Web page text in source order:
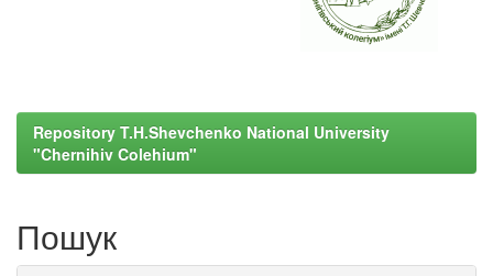
Repository T.H.Shevchenko National University
"Chernihiv Colehium"
Пошук